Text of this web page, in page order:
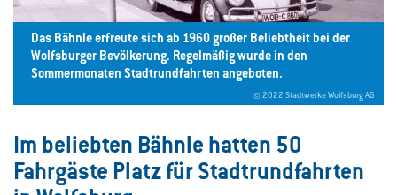
Das Bähnle erfreute sich ab 1960 großer Beliebtheit bei der
Wolfsburger Bevölkerung. Regelmäßig wurde in den
Sommermonaten Stadtrundfahrten angeboten.
© 2022 Stadtwerke Wolfsburg AG
Im beliebten Bähnle hatten 50
Fahrgäste Platz für Stadtrundfahrten